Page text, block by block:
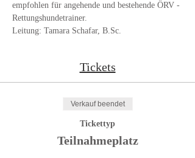
empfohlen für angehende und bestehende ÖRV -
Rettungshundetrainer.
Leitung: Tamara Schafar, B.Sc.
Tickets
Verkauf beendet
Tickettyp
Teilnahmeplatz